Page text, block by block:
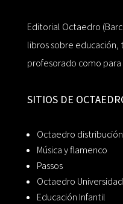
Editorial Octaedro
libros sobre
profesorado como
SITIOS DE
Octaedro distribución
Música y flamenco
Passos
Octaedro Universidad
Educación Infantil